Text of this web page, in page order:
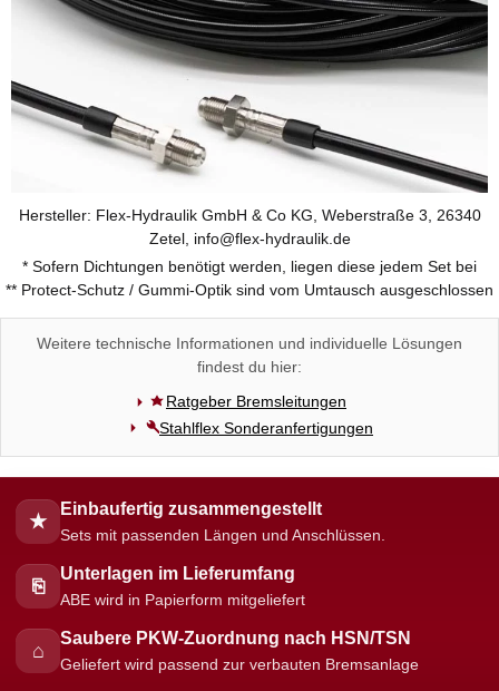
Hersteller: Flex-Hydraulik GmbH & Co KG, Weberstraße 3, 26340
Zetel, info@flex-hydraulik.de
* Sofern Dichtungen benötigt werden, liegen diese jedem Set bei
** Protect-Schutz / Gummi-Optik sind vom Umtausch ausgeschlossen
Weitere technische Informationen und individuelle Lösungen
findest du hier:
Ratgeber Bremsleitungen
Stahlflex Sonderanfertigungen
★
Einbaufertig zusammengestellt
Sets mit passenden Längen und Anschlüssen.
⎘
Unterlagen im Lieferumfang
ABE wird in Papierform mitgeliefert
⌂
Saubere PKW-Zuordnung nach HSN/TSN
Geliefert wird passend zur verbauten Bremsanlage